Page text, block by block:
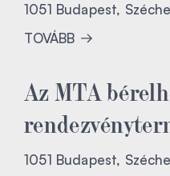
1051 Budapest,
TOVÁBB
Az MTA
1051 Budapest,